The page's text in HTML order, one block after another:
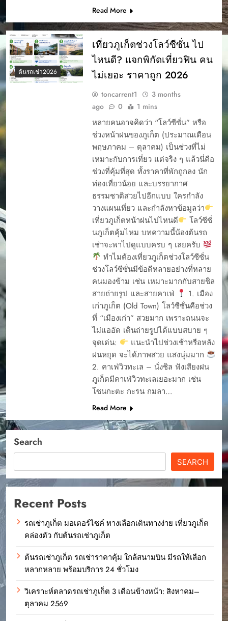
Read More
ต้นรถเช่า2026
เที่ยวภูเก็ตช่วงโลว์ซีซั่น ไป
ไหนดี? แจกพิกัดเที่ยวฟิน คน
ไม่เยอะ ราคาถูก 2026
toncarrent1
3 months
ago
0 1 mins
หลายคนอาจคิดว่า “โลว์ซีซั่น” หรือ
ช่วงหน้าฝนของภูเก็ต (ประมาณเดือน
พฤษภาคม – ตุลาคม) เป็นช่วงที่ไม่
เหมาะกับการเที่ยว แต่จริง ๆ แล้วนี่คือ
ช่วงที่คุ้มที่สุด ทั้งราคาที่พักถูกลง นัก
ท่องเที่ยวน้อย และบรรยากาศ
ธรรมชาติสวยไปอีกแบบ ใครกำลัง
วางแผนเที่ยว และกำลังหาข้อมูลว่า
เที่ยวภูเก็ตหน้าฝนไปไหนดี
โลว์ซีซั่
นภูเก็ตคุ้มไหม บทความนี้น้องต้นรถ
เช่าจะพาไปดูแบบครบ ๆ เลยครับ
ทำไมต้องเที่ยวภูเก็ตช่วงโลว์ซีซั่น
ช่วงโลว์ซีซั่นมีข้อดีหลายอย่างที่หลาย
คนมองข้าม เช่น เหมาะมากกับสายชิล
สายถ่ายรูป และสายคาเฟ่
1. เมือง
เก่าภูเก็ต (Old Town) โลว์ซีซั่นคือช่วง
ที่ “เมืองเก่า” สวยมาก เพราะถนนจะ
ไม่แออัด เดินถ่ายรูปได้แบบสบาย ๆ
จุดเด่น:
แนะนำไปช่วงเช้าหรือหลัง
ฝนหยุด จะได้ภาพสวย แสงนุ่มมาก
2. คาเฟ่วิวทะเล – นั่งชิล ฟังเสียงฝน
ภูเก็ตมีคาเฟ่วิวทะเลเยอะมาก เช่น
โซนกะตะ กะรน กมลา…
Read More
Search
SEARCH
Recent Posts
รถเช่าภูเก็ต มอเตอร์ไซค์ ทางเลือกเดินทางง่าย เที่ยวภูเก็ต
คล่องตัว กับต้นรถเช่าภูเก็ต
ต้นรถเช่าภูเก็ต รถเช่าราคาคุ้ม ใกล้สนามบิน มีรถให้เลือก
หลากหลาย พร้อมบริการ 24 ชั่วโมง
วิเคราะห์ตลาดรถเช่าภูเก็ต 3 เดือนข้างหน้า: สิงหาคม–
ตุลาคม 2569